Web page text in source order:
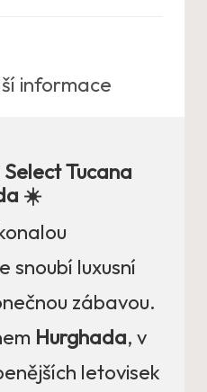
informace
Tucana
☀️
snoubí luxusní
zábavou.
Hurghada, v
letovisek